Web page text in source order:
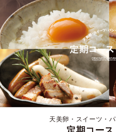
天美卵・スイーツ・